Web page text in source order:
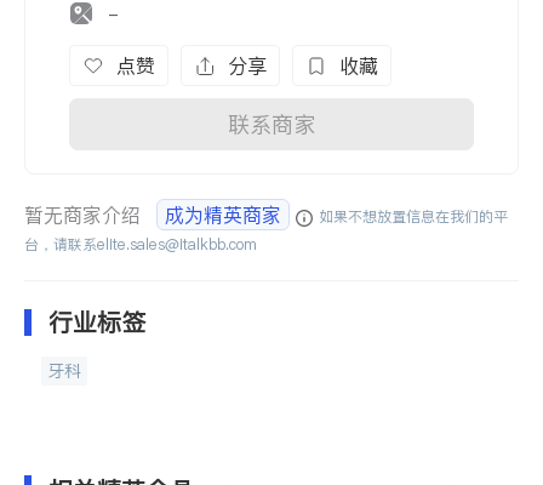
-
点赞 分享 收藏
联系商家
暂无商家介绍 成为精英商家
如果不想放置信息在我们的平
台，请联系elite.sales@italkbb.com
行业标签
牙科